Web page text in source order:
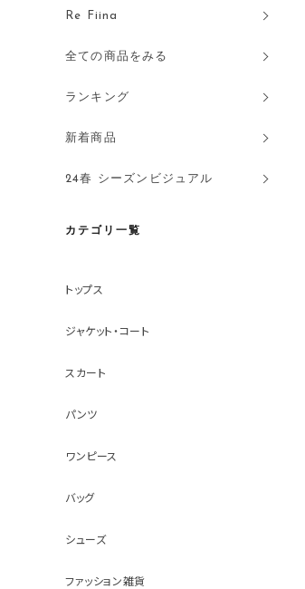
Re Fiina
全ての商品をみる
ランキング
新着商品
24春 シーズンビジュアル
カテゴリ一覧
トップス
ジャケット・コート
スカート
パンツ
ワンピース
バッグ
シューズ
ファッション雑貨